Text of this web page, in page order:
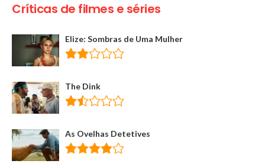
Críticas de filmes e séries
Elize: Sombras de Uma Mulher
The Dink
As Ovelhas Detetives